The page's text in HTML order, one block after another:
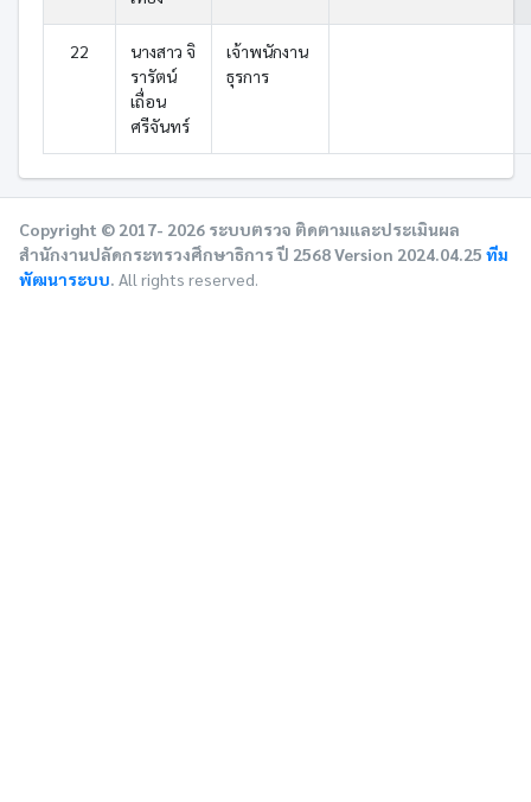
22
นางสาว จิ
รารัตน์
เถื่อน
ศรีจันทร์
เจ้าพนักงาน
ธุรการ
Copyright © 2017- 2026 ระบบตรวจ ติดตามและประเมินผล
สำนักงานปลัดกระทรวงศึกษาธิการ ปี 2568 Version 2024.04.25 ทีม
พัฒนาระบบ. All rights reserved.